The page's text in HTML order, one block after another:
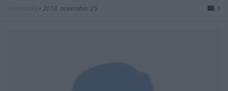
• 2018. november 25. 1